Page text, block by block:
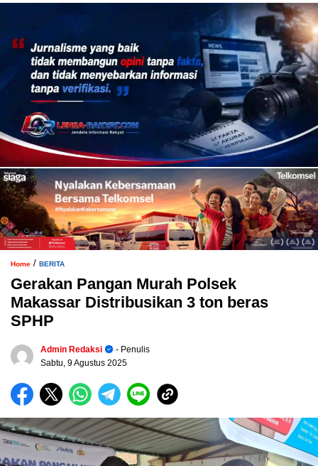
Home / BERITA
Gerakan Pangan Murah Polsek
Makassar Distribusikan 3 ton beras
SPHP
Admin Redaksi
- Penulis
Sabtu, 9 Agustus 2025